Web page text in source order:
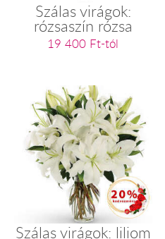
Szálas virágok:
rózsaszín rózsa
19 400 Ft-tól
Szálas virágok: liliom